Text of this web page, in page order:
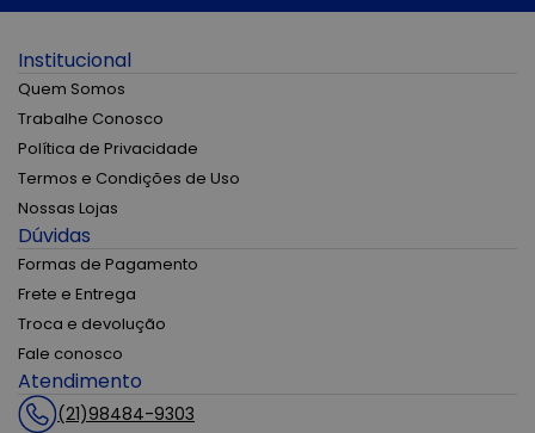
Institucional
Quem Somos
Trabalhe Conosco
Política de Privacidade
Termos e Condições de Uso
Nossas Lojas
Dúvidas
Formas de Pagamento
Frete e Entrega
Troca e devolução
Fale conosco
Atendimento
(21)98484-9303